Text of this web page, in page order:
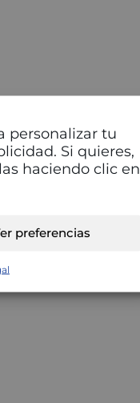
personalizar tu
Si quieres,
haciendo clic en
preferencias